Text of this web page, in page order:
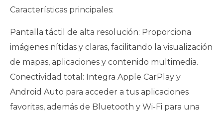
Características principales:
Pantalla táctil de alta resolución: Proporciona
imágenes nítidas y claras, facilitando la visualización
de mapas, aplicaciones y contenido multimedia.
Conectividad total: Integra Apple CarPlay y
Android Auto para acceder a tus aplicaciones
favoritas, además de Bluetooth y Wi-Fi para una